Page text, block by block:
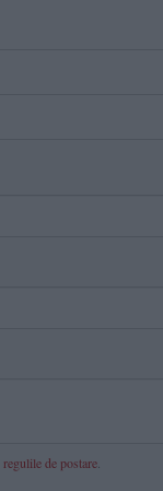
regulile de postare